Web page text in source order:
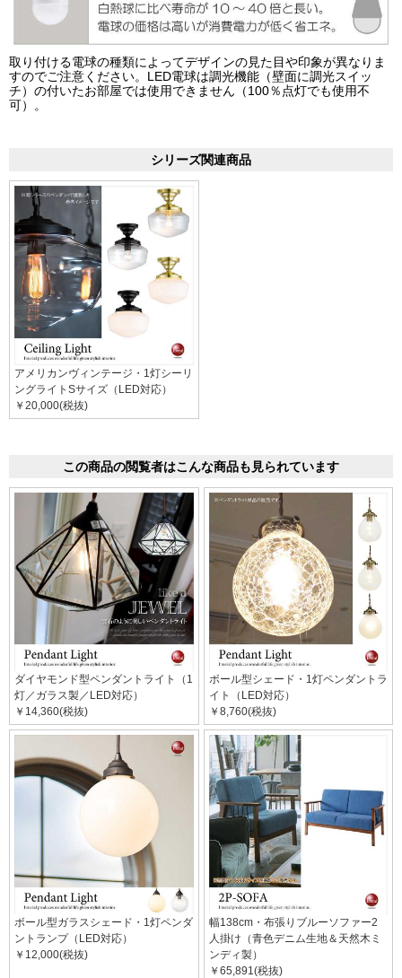
取り付ける電球の種類によってデザインの見た目や印象が異なりま
すのでご注意ください。LED電球は調光機能（壁面に調光スイッ
チ）の付いたお部屋では使用できません（100％点灯でも使用不
可）。
シリーズ関連商品
アメリカンヴィンテージ・1灯シーリ
ングライトSサイズ（LED対応）
￥20,000(税抜)
この商品の閲覧者はこんな商品も見られています
ダイヤモンド型ペンダントライト（1
灯／ガラス製／LED対応）
￥14,360(税抜)
ボール型シェード・1灯ペンダントラ
イト（LED対応）
￥8,760(税抜)
ボール型ガラスシェード・1灯ペンダ
ントランプ（LED対応）
￥12,000(税抜)
幅138cm・布張りブルーソファー2
人掛け（青色デニム生地＆天然木ミ
ンディ製）
￥65,891(税抜)